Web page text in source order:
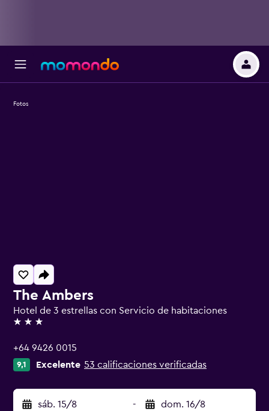
The Ambers
Hotel de 3 estrellas con Servicio de habitaciones
3 estrellas
+64 9426 0015
9,1 Excelente 53 calificaciones verificadas
sáb. 15/8 - dom. 16/8
Fotos